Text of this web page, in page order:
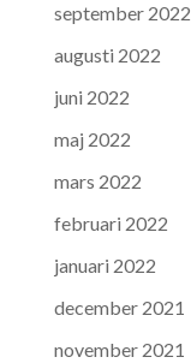
september 2022
augusti 2022
juni 2022
maj 2022
mars 2022
februari 2022
januari 2022
december 2021
november 2021